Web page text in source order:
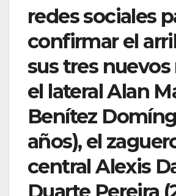
redes sociales
confirmar el
sus tres nuevos
el lateral Alan
Benítez
años), el
central Alexis